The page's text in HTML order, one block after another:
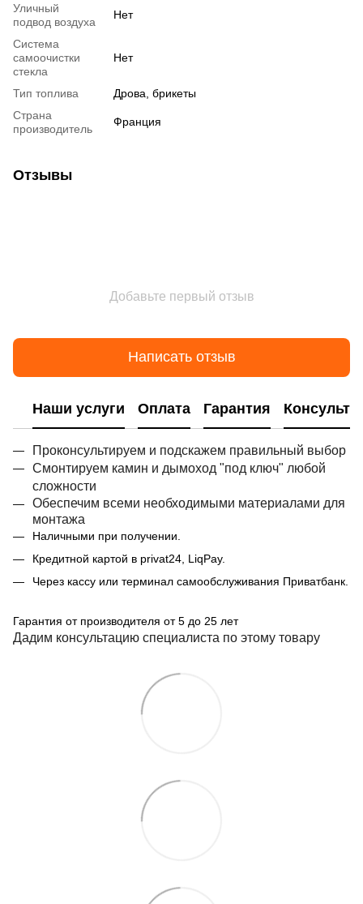
Уличный
подвод воздуха
Нет
Система
самоочистки
стекла
Нет
Тип топлива
Дрова, брикеты
Страна
производитель
Франция
Отзывы
Добавьте первый отзыв
Написать отзыв
Наши услуги Оплата Гарантия
Проконсультируем и подскажем правильный выбор
Смонтируем камин и дымоход "под ключ" любой
сложности
Обеспечим всеми необходимыми материалами для
монтажа
Наличными при получении.
Кредитной картой в privat24, LiqPay.
Через кассу или терминал самообслуживания Приватбанк.
Гарантия от производителя от 5 до 25 лет
Дадим консультацию специалиста по этому товару